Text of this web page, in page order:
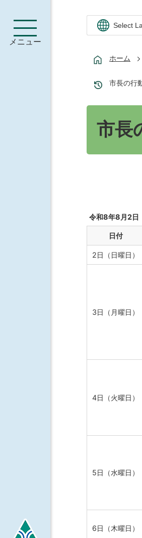
メニュー
ホーム
市長の行
市長
令和8年8月2日
日付
2日（日曜日）
3日（月曜日）
4日（火曜日）
5日（水曜日）
6日（木曜日）